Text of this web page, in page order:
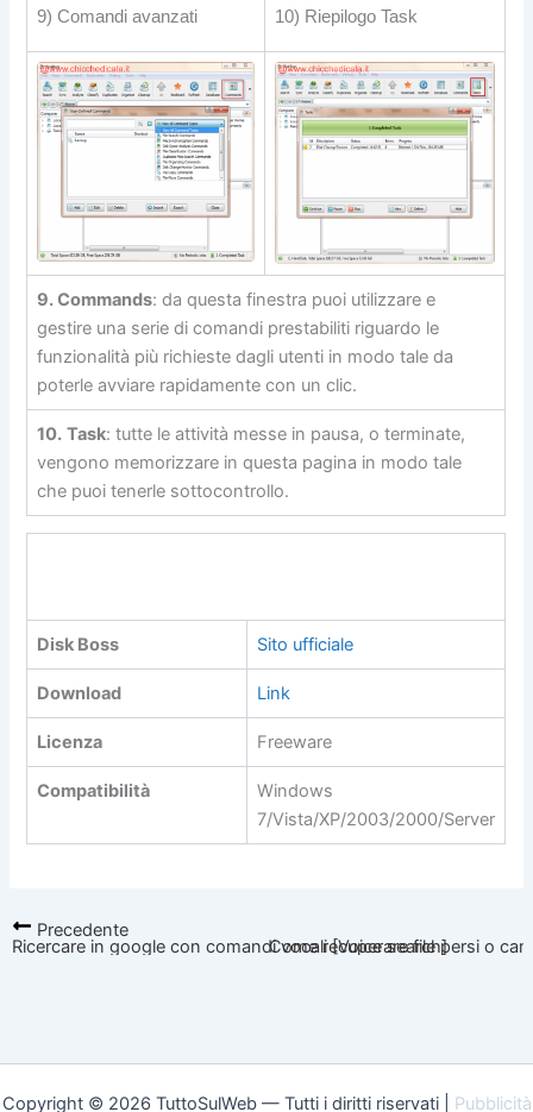
9) Comandi avanzati 10) Riepilogo Task
9.Commands: da questa finestra puoi utilizzare e
gestire una serie di comandi prestabiliti riguardo le
funzionalità più richieste dagli utenti in modo tale da
poterle avviare rapidamente con un clic.
10. Task: tutte le attività messe in pausa, o terminate,
vengono memorizzare in questa pagina in modo tale
che puoi tenerle sottocontrollo.
Disk Boss Sito ufficiale
Download Link
Licenza Freeware
Compatibilità
Windows
7/Vista/XP/2003/2000/Server
Precedente
Ricercare in google con comandi vocali [Voice search]
Come recuperare file persi o
Copyright © 2026 TuttoSulWeb — Tutti i diritti riservati | Pubblicità